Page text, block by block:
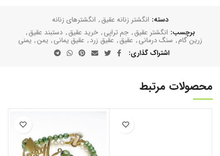
دسته: انگشتر زنانه عقیق, انگشترهای زنانه
برچسب: انگشتر عقیق, جم تراپی, خرید عقیق, دستبند عقیق,
زرین گام, سنگ درمانی, عقیق, عقیق زرد, عقیق یمانی, یمن, یمنی
اشتراک گذاری
محصولات مرتبط